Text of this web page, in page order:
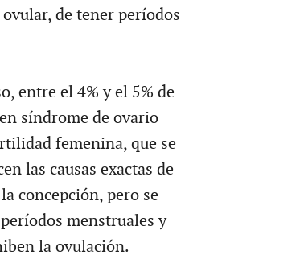
de tener períodos
entre el 4% y el 5% de
síndrome de ovario
femenina, que se
las causas exactas de
concepción, pero se
menstruales y
la ovulación.